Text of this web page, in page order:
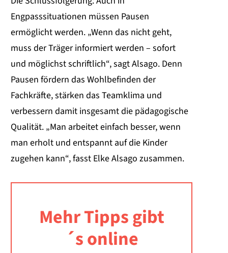
Engpasssituationen müssen Pausen
ermöglicht werden. „Wenn das nicht geht,
muss der Träger informiert werden – sofort
und möglichst schriftlich“, sagt Alsago. Denn
Pausen fördern das Wohlbefinden der
Fachkräfte, stärken das Teamklima und
verbessern damit insgesamt die pädagogische
Qualität. „Man arbeitet einfach besser, wenn
man erholt und entspannt auf die Kinder
zugehen kann“, fasst Elke Alsago zusammen.
Mehr Tipps gibt
´s online